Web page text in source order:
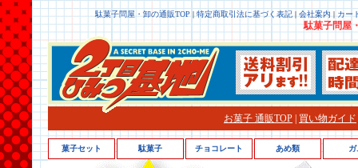
駄菓子問屋・卸の通販TOP | 特定商取引法に基づく表記 | 会社案内 | カー
駄菓子問屋
お菓子 通販TOP 買い物ガイド